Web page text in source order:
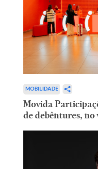
MOBILIDADE
Movida
de debêntures, no